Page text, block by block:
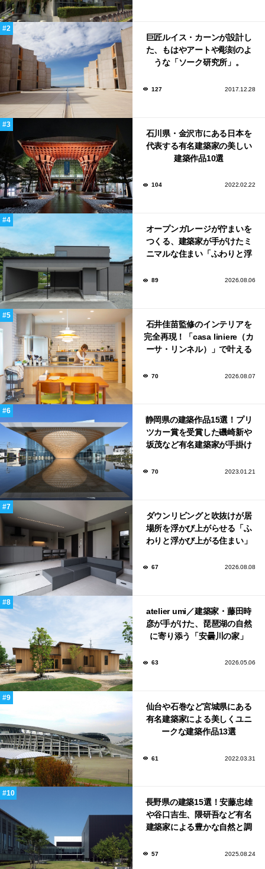
巨匠ルイス・カーンが設計し
た、もはやアートや彫刻のよ
うな「ソーク研究所」。
127 2017.12.28
石川県・金沢市にある日本を
代表する有名建築家の美しい
建築作品10選
104 2022.02.22
オープンガレージが佇まいを
つくる、建築家が手がけたミ
ニマルな住まい「ふわりと浮
89 2026.08.06
石井佳苗監修のインテリアを
完全再現！「casa liniere（カ
ーサ・リンネル）」で叶える
70 2026.08.07
静岡県の建築作品15選！プリ
ツカー賞を受賞した磯崎新や
坂茂など有名建築家が手掛け
70 2023.01.21
ダウンリビングと吹抜けが居
場所を浮かび上がらせる「ふ
わりと浮かび上がる住まい」
67 2026.08.08
atelier umi／建築家・藤田時
彦が手がけた、琵琶湖の自然
に寄り添う「安曇川の家」
63 2026.05.06
仙台や石巻など宮城県にある
有名建築家による美しくユニ
ークな建築作品13選
61 2022.03.31
長野県の建築15選！安藤忠雄
や谷口吉生、隈研吾など有名
建築家による豊かな自然と調
57 2025.08.24